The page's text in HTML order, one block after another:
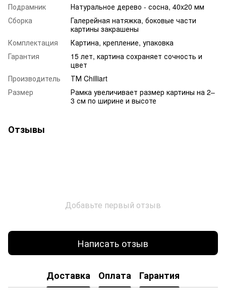
Подрамник
Натуральное дерево - сосна, 40x20 мм
Сборка
Галерейная натяжка, боковые части
картины закрашены
Комплектация
Картина, крепление, упаковка
Гарантия
15 лет, картина сохраняет сочность и
цвет
Производитель
ТМ Chilliart
Размер
Рамка увеличивает размер картины на 2–
3 см по ширине и высоте
Отзывы
Добавьте первый отзыв
Написать отзыв
Доставка Оплата Гарантия